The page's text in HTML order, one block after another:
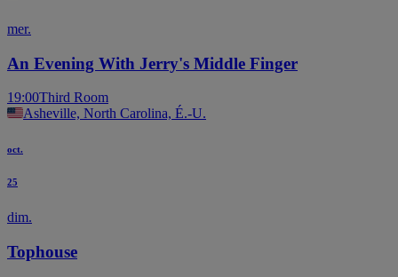
mer.
An Evening With Jerry's Middle Finger
19:00Third Room
Asheville, North Carolina, É.-U.
oct.
25
dim.
Tophouse